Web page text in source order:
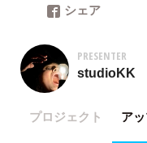
シェア
PRESENTER
studioKK
プロジェクト ア